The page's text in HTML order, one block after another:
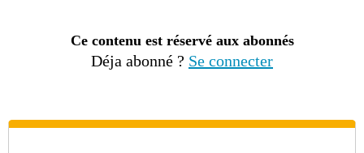
Ce contenu est réservé aux abonnés
Déja abonné ? Se connecter